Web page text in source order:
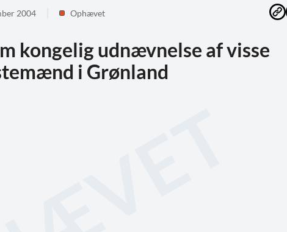
2004 Ophævet
kongelig udnævnelse af visse
i Grønland